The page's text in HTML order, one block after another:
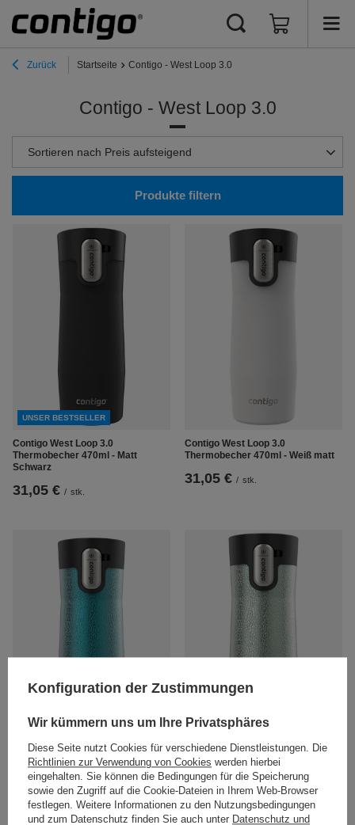
Zurück Startseite Contigo - West Loop 3.0
Contigo - West Loop 3.0
Sortierung ändern
Sortieren nach Preis aufsteigend
Produkte filtern
UNSER BESTSELLER
Contigo West Loop 3.0
Thermobecher 470ml - Matt
Schwarz
31,05 € / stk.
Contigo West Loop 3.0
Thermobecher 470ml - Weiß matt
31,05 € / stk.
UNSER BESTSELLER
Contigo West Loop 3.0
Thermobecher 470ml - Crystal
Juniper
31,05 € / stk.
Contigo West Loop 3.0
Thermobecher 470ml - Crystal
Agave
31,05 € / stk.
Konfiguration der Zustimmungen
Wir kümmern uns um Ihre Privatsphäres
Diese Seite nutzt Cookies für verschiedene Dienstleistungen. Die
Richtlinien zur Verwendung von Cookies werden hierbei
eingehalten. Sie können die Bedingungen für die Speicherung
sowie den Zugriff auf die Cookie-Dateien in Ihrem Web-Browser
festlegen. Weitere Informationen zu den Nutzungsbedingungen
und zum Datenschutz finden Sie auch unter Datenschutz und